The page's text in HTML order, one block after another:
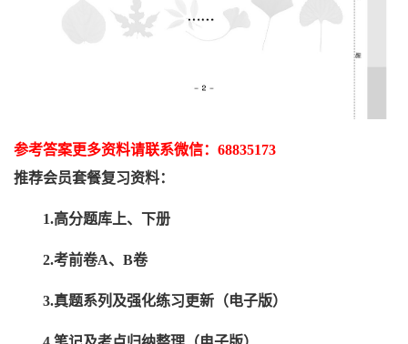
参考答案更多资料请联系微信： 68835173
推荐会员套餐复习资料：
1.高分题库上、下册
2.考前卷A、B卷
3.真题系列及强化练习更新（电子版）